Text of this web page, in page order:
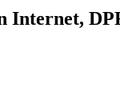
Internet,